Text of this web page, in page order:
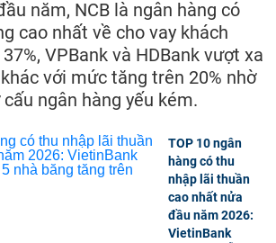
năm, NCB là ngân hàng có
cao nhất về cho vay khách
VPBank và HDBank vượt xa
với mức tăng trên 20% nhờ
ngân hàng yếu kém.
TOP 10 ngân
hàng có thu
nhập lãi thuần
cao nhất nửa
đầu năm 2026:
VietinBank